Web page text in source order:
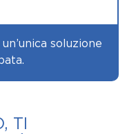
soluzione
TI